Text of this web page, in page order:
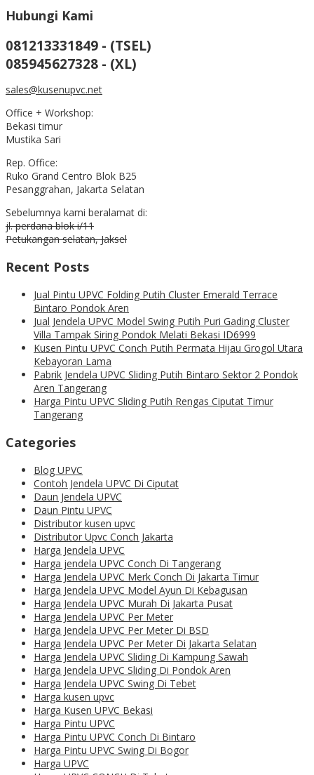
Hubungi Kami
081213331849 - (TSEL)
085945627328 - (XL)
sales@kusenupvc.net
Office + Workshop:
Bekasi timur
Mustika Sari
Rep. Office:
Ruko Grand Centro Blok B25
Pesanggrahan, Jakarta Selatan
Sebelumnya kami beralamat di:
jl. perdana blok i/11
Petukangan selatan, Jaksel
Recent Posts
Jual Pintu UPVC Folding Putih Cluster Emerald Terrace
Bintaro Pondok Aren
Jual Jendela UPVC Model Swing Putih Puri Gading Cluster
Villa Tampak Siring Pondok Melati Bekasi ID6999
Kusen Pintu UPVC Conch Putih Permata Hijau Grogol Utara
Kebayoran Lama
Pabrik Jendela UPVC Sliding Putih Bintaro Sektor 2 Pondok
Aren Tangerang
Harga Pintu UPVC Sliding Putih Rengas Ciputat Timur
Tangerang
Categories
Blog UPVC
Contoh Jendela UPVC Di Ciputat
Daun Jendela UPVC
Daun Pintu UPVC
Distributor kusen upvc
Distributor Upvc Conch Jakarta
Harga Jendela UPVC
Harga jendela UPVC Conch Di Tangerang
Harga Jendela UPVC Merk Conch Di Jakarta Timur
Harga Jendela UPVC Model Ayun Di Kebagusan
Harga Jendela UPVC Murah Di Jakarta Pusat
Harga Jendela UPVC Per Meter
Harga Jendela UPVC Per Meter Di BSD
Harga Jendela UPVC Per Meter Di Jakarta Selatan
Harga Jendela UPVC Sliding Di Kampung Sawah
Harga Jendela UPVC Sliding Di Pondok Aren
Harga Jendela UPVC Swing Di Tebet
Harga kusen upvc
Harga Kusen UPVC Bekasi
Harga Pintu UPVC
Harga Pintu UPVC Conch Di Bintaro
Harga Pintu UPVC Swing Di Bogor
Harga UPVC